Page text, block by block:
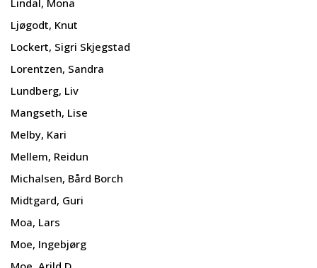
Ljøgodt, Knut
Lockert, Sigri Skjegstad
Lorentzen, Sandra
Lundberg, Liv
Mangseth, Lise
Melby, Kari
Mellem, Reidun
Michalsen, Bård Borch
Midtgard, Guri
Moa, Lars
Moe, Ingebjørg